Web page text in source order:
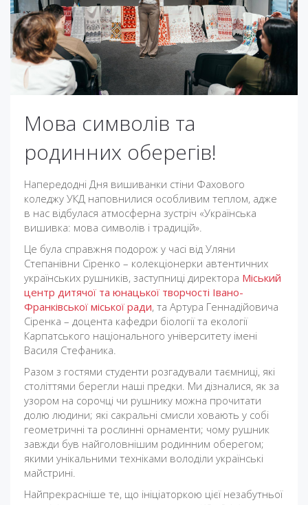
Мова символів та
родинних оберегів!
Напередодні Дня вишиванки стіни Фахового
коледжу УКД наповнилися особливим теплом, адже
в нас відбулася атмосферна зустріч «Українська
вишивка: мова символів і традицій».
Це була справжня подорож у часі від Уляни
Степанівни Сіренко – колекціонерки автентичних
українських рушників, заступниці директора Міський
центр дитячої та юнацької творчості Івано-
Франківської міської ради, та Артура Геннадійовича
Сіренка – доцента кафедри біології та екології
Карпатського національного університету імені
Василя Стефаника.
Разом з гостями студенти розгадували таємниці, які
століттями берегли наші предки. Ми дізналися, як за
узором на сорочці чи рушнику можна прочитати
долю людини; які сакральні смисли ховають у собі
геометричні та рослинні орнаменти; чому рушник
завжди був найголовнішим родинним оберегом;
якими унікальними техніками володіли українські
майстрині.
Найпрекрасніше те, що ініціаторкою цієї незабутньої